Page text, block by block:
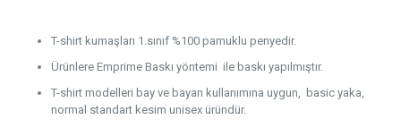
T-shirt kumaşları 1.sınıf %100 pamuklu penyedir.
Ürünlere Emprime Baskı yöntemi ile baskı yapılmıştır.
T-shirt modelleri bay ve bayan kullanımına uygun, basic yaka,
normal standart kesim unisex üründür.